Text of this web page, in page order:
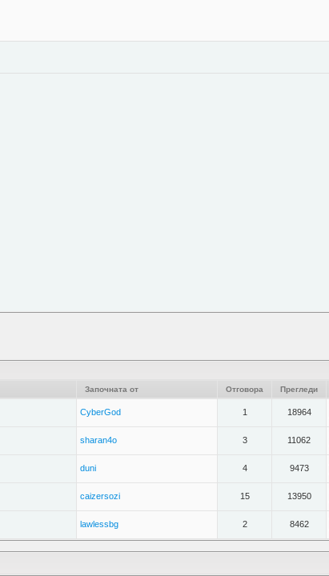
Започната от Отговора Прегледи
CyberGod 1 18964
sharan4o 3 11062
duni 4 9473
caizersozi 15 13950
lawlessbg 2 8462